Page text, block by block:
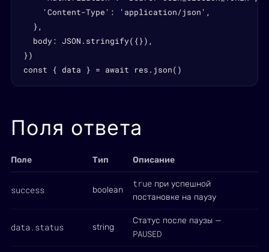
    'Content-Type': 'application/json',
  },
  body: JSON.stringify({}),
})
const { data } = await res.json()
Поля ответа
Поле Тип Описание
success boolean
true при успешной
постановке на паузу
data.status string
Статус после паузы —
PAUSED